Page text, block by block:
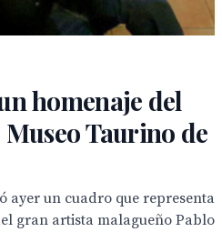
homenaje del
Taurino de
ayer un cuadro que representa
gran artista malagueño Pablo